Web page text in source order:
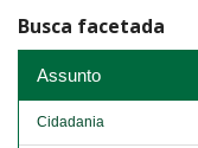
Busca facetada
Assunto
Cidadania